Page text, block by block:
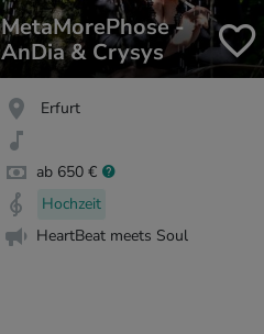
MetaMorePhose -
AnDia & Crysys
Erfurt
ab 650 €
Hochzeit
HeartBeat meets Soul